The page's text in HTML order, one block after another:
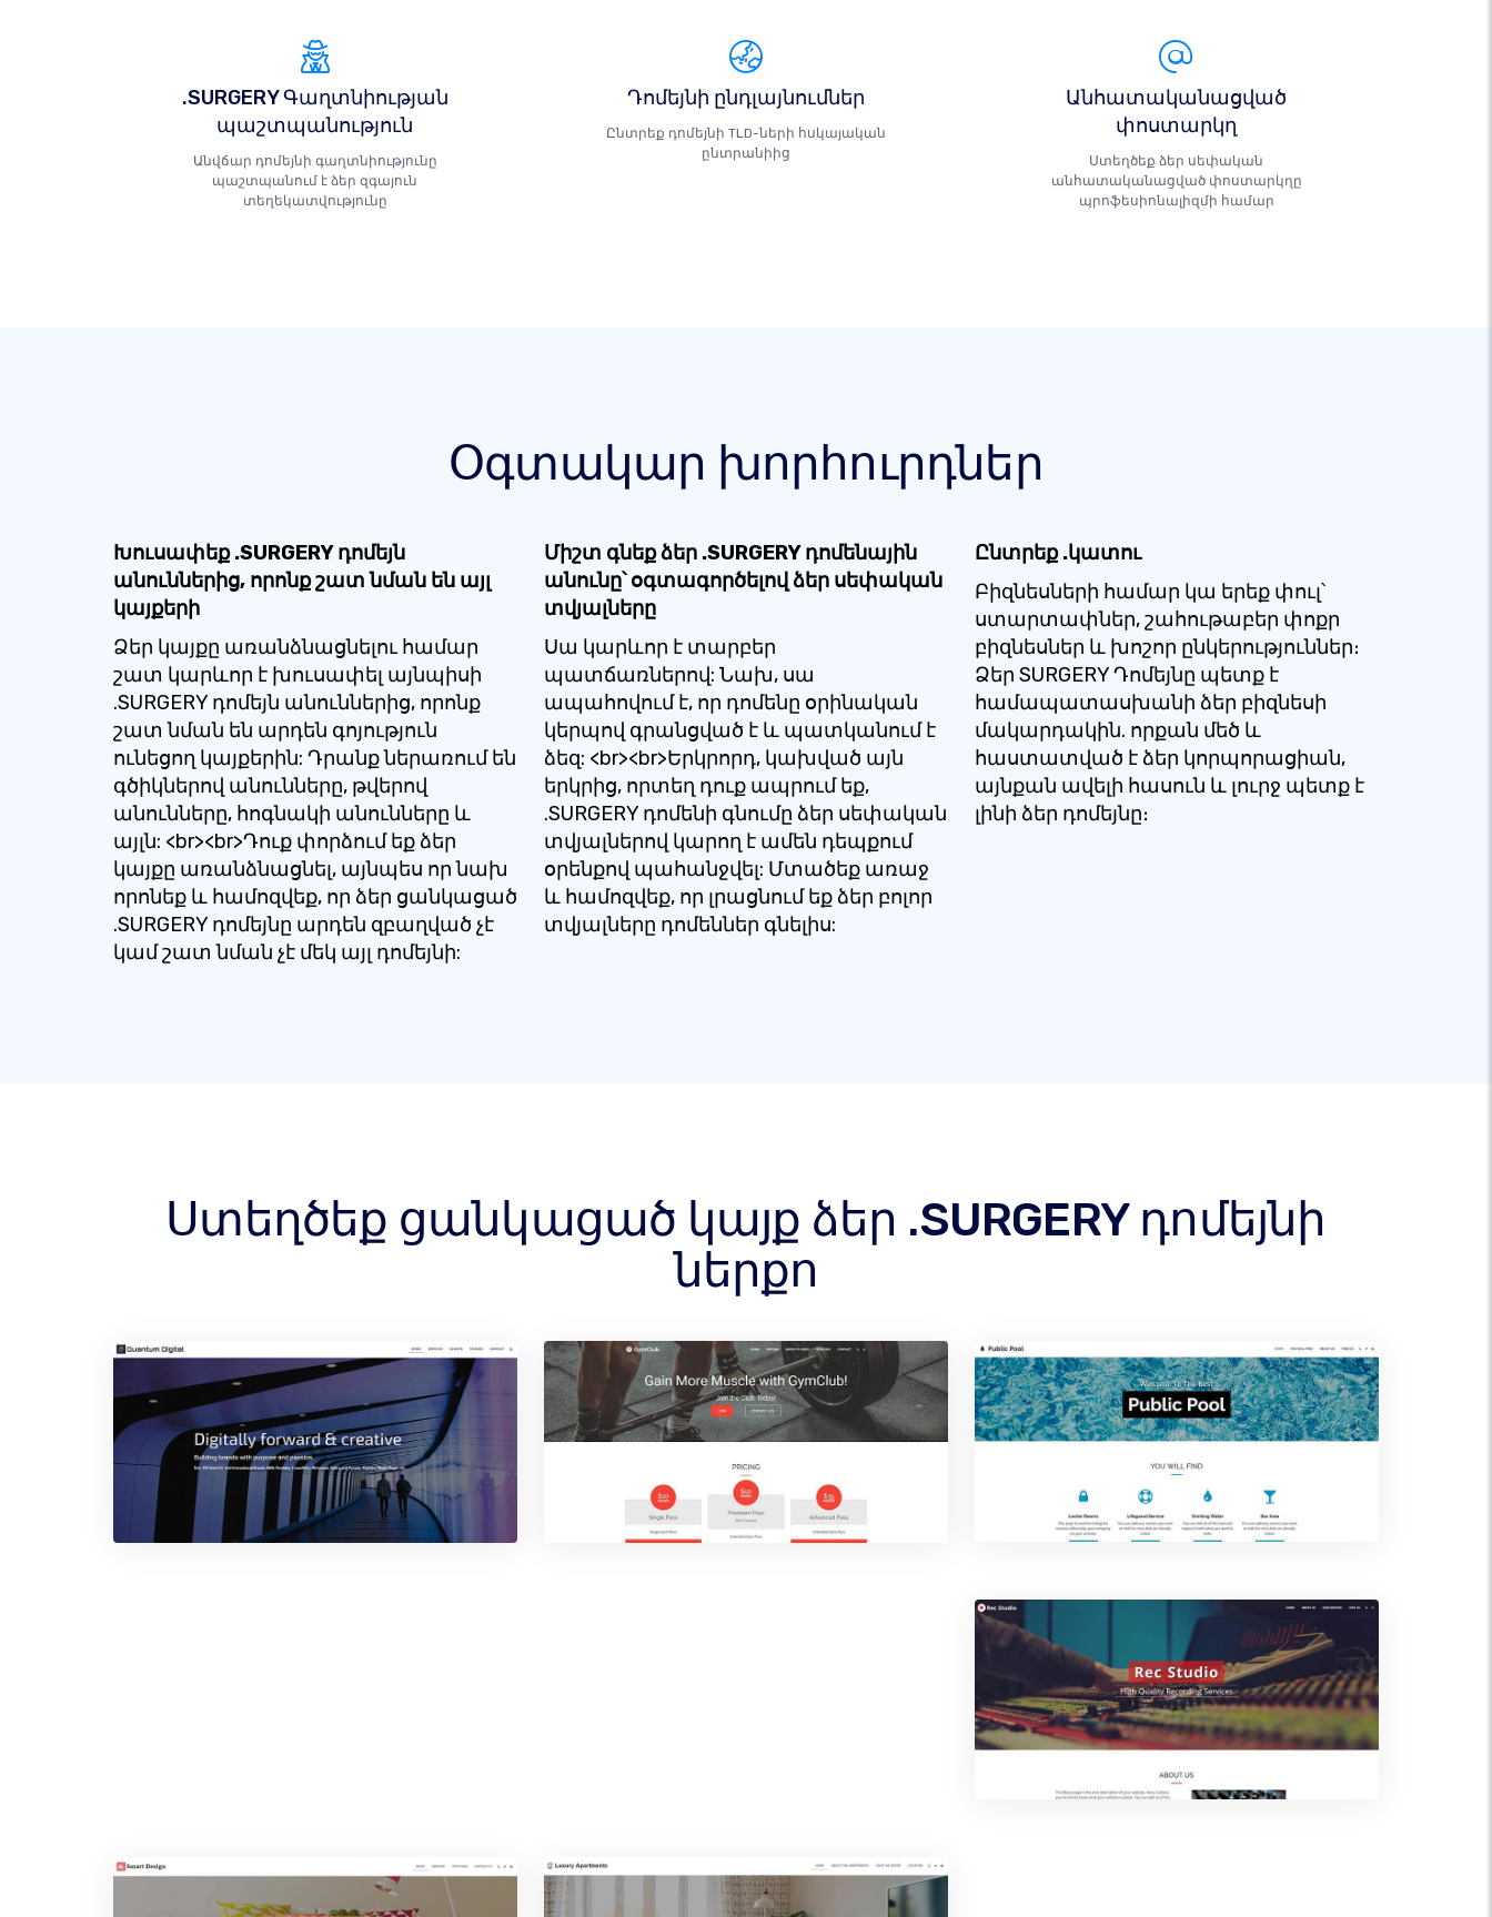
.SURGERY Գաղտնիության
պաշտպանություն
Անվճար դոմեյնի գաղտնիությունը
պաշտպանում է ձեր զգայուն
տեղեկատվությունը
Դոմեյնի ընդլայնումներ
Ընտրեք դոմեյնի TLD-ների հսկայական
ընտրանիից
Անհատականացված
փոստարկղ
Ստեղծեք ձեր սեփական
անհատականացված փոստարկղը
պրոֆեսիոնալիզմի համար
Օգտակար խորհուրդներ
Խուսափեք .SURGERY դոմեյն
անուններից, որոնք շատ նման են այլ
կայքերի
Ձեր կայքը առանձնացնելու համար
շատ կարևոր է խուսափել այնպիսի
.SURGERY դոմեյն անուններից, որոնք
շատ նման են արդեն գոյություն
ունեցող կայքերին: Դրանք ներառում են
գծիկներով անունները, թվերով
անունները, հոգնակի անունները և
այլն: <br><br>Դուք փորձում եք ձեր
կայքը առանձնացնել, այնպես որ նախ
որոնեք և համոզվեք, որ ձեր ցանկացած
.SURGERY դոմեյնը արդեն զբաղված չէ
կամ շատ նման չէ մեկ այլ դոմեյնի:
Միշտ գնեք ձեր .SURGERY դոմենային
անունը՝ օգտագործելով ձեր սեփական
տվյալները
Սա կարևոր է տարբեր
պատճառներով: Նախ, սա
ապահովում է, որ դոմենը օրինական
կերպով գրանցված է և պատկանում է
ձեզ: <br><br>Երկրորդ, կախված այն
երկրից, որտեղ դուք ապրում եք,
.SURGERY դոմենի գնումը ձեր սեփական
տվյալներով կարող է ամեն դեպքում
օրենքով պահանջվել: Մտածեք առաջ
և համոզվեք, որ լրացնում եք ձեր բոլոր
տվյալները դոմեններ գնելիս:
Ընտրեք .կատու
Բիզնեսների համար կա երեք փուլ՝
ստարտափներ, շահութաբեր փոքր
բիզնեսներ և խոշոր ընկերություններ։
Ձեր SURGERY Դոմեյնը պետք է
համապատասխանի ձեր բիզնեսի
մակարդակին. որքան մեծ և
հաստատված է ձեր կորպորացիան,
այնքան ավելի հասուն և լուրջ պետք է
լինի ձեր դոմեյնը։
Ստեղծեք ցանկացած կայք ձեր .SURGERY դոմեյնի
ներքո